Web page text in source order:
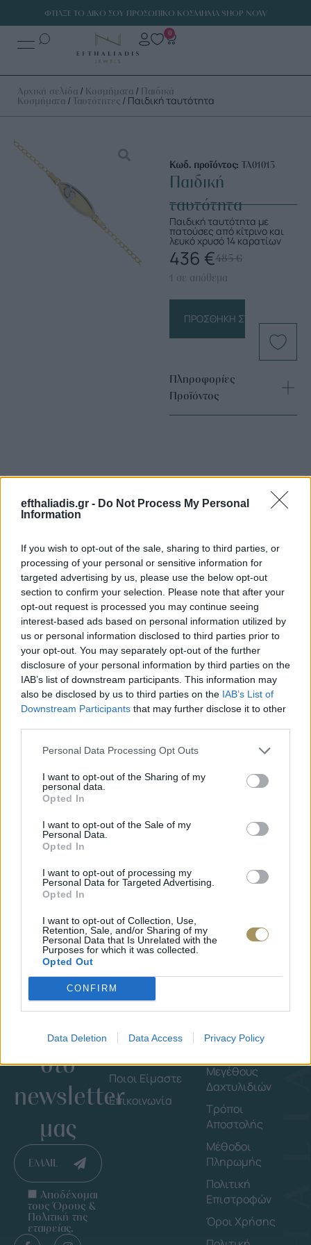
efthaliadis.gr - Do Not Process My Personal
Information
If you wish to opt-out of the sale, sharing to third parties, or
processing of your personal or sensitive information for
targeted advertising by us, please use the below opt-out
section to confirm your selection. Please note that after your
opt-out request is processed you may continue seeing
interest-based ads based on personal information utilized by
us or personal information disclosed to third parties prior to
your opt-out. You may separately opt-out of the further
disclosure of your personal information by third parties on the
IAB’s list of downstream participants. This information may
also be disclosed by us to third parties on the IAB’s List of
Downstream Participants that may further disclose it to other
Personal Data Processing Opt Outs
I want to opt-out of the Sharing of my
personal data.
Opted In
I want to opt-out of the Sale of my
Personal Data.
Opted In
I want to opt-out of processing my
Personal Data for Targeted Advertising.
Opted In
I want to opt-out of Collection, Use,
Retention, Sale, and/or Sharing of my
Personal Data that Is Unrelated with the
Purposes for which it was collected.
Opted Out
CONFIRM
Data Deletion Data Access Privacy Policy
ΦΤΙΑΞΕ ΤΟ ΔΙΚΟ ΣΟΥ ΠΡΟΣΩΠΙΚΟ ΚΟΣΜΗΜΑ SHOP NOW
0
Αρχική σελίδα / Κοσμήματα / Παιδικά
Κοσμήματα / Ταυτότητες / Παιδική ταυτότητα
Κωδ. προϊόντος: ΤΑ01013
Παιδική
ταυτότητα
Παιδική ταυτότητα με
πατούσες από κίτρινο και
λευκό χρυσό 14 καρατίων
485€
436 €
1 σε απόθεμα
ΠΡΟΣΘΉΚΗ ΣΤΟ ΚΑΛΆΘΙ
Πληροφορίες
Προϊόντος
Επιλογές Που Ταιριάζουν
Ανακαλύψτε τα κοσμήματα που αγαπήθηκαν περισσότερο!
Εδώ θα βρείτε τις κορυφαίες επιλογές που ξεχωρίζουν για
το μοναδικό τους στυλ και την εξαιρετική τους ποιότητα.
ΧΡΥΣΌΣ 18 ΚΑΡΑΤΊΩΝ -10%
ΜΟΝΌΠΕΤΡΟ ΔΑΧΤΥΛΊΔΙ ΜΕ
ΔΙΑΜΆΝΤΙ 0.35CT
€1.737€
BRASS
Εγγράψου
στο
newsletter
μας
EMAIL
Αποδέχομαι
τους Όρους &
Πολιτική της
εταιρείας.
Εταιρεία
Ποιοι Είμαστε
Επικοινωνία
Μεγέθους
Δαχτυλιδιών
Τρόποι
Αποστολής
Μέθοδοι
Πληρωμής
Πολιτική
Επιστροφών
Όροι Χρήσης